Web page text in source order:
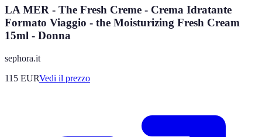
LA MER - The Fresh Creme - Crema Idratante
Formato Viaggio​ - the Moisturizing Fresh Cream
15ml - Donna
sephora.it
115 EURVedi il prezzo